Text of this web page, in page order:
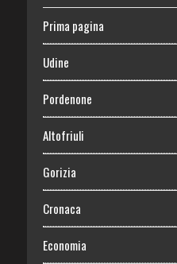
Prima pagina
Udine
Pordenone
Altofriuli
Gorizia
Cronaca
Economia